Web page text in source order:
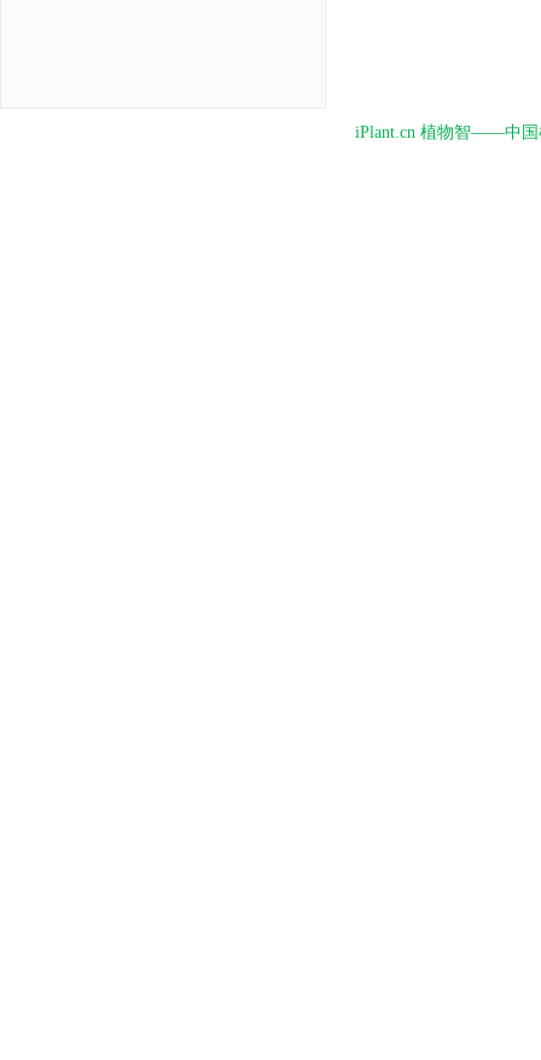
iPlant.cn 植物智——中国